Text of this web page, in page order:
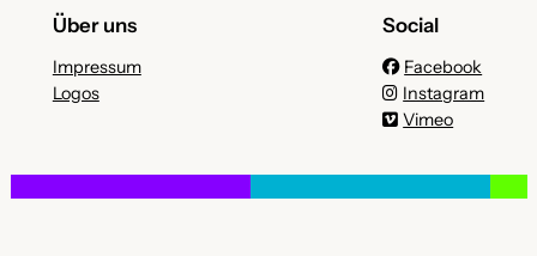
Über uns
Impressum
Logos
Social
Facebook
Instagram
Vimeo